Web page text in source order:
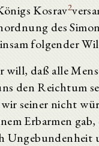
Kosrav2
des
folgender
will, daß alle
den Reichtum
seiner nicht
Erbarmen
Ungebundenheit